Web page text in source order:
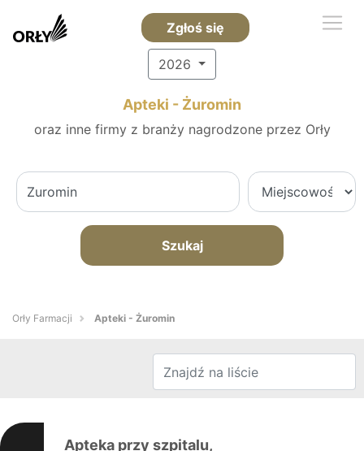
Zgłoś się
2026
Apteki - Żuromin
oraz inne firmy z branży nagrodzone przez Orły
Szukaj
Orły Farmacji Apteki - Żuromin
Apteka przy szpitalu,